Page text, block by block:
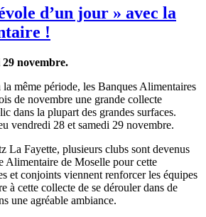
d’un jour » avec la
!
novembre.
la même période, les Banques Alimentaires
de novembre une grande collecte
dans la plupart des grandes surfaces.
vendredi 28 et samedi 29 novembre.
La Fayette, plusieurs clubs sont devenus
Alimentaire de Moselle pour cette
et conjoints viennent renforcer les équipes
à cette collecte de se dérouler dans de
une agréable ambiance.